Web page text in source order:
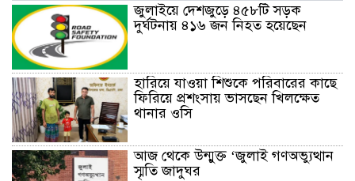
জুলাইয়ে দেশজুড়ে ৪৫৮টি সড়ক
দুর্ঘটনায় ৪১৬ জন নিহত হয়েছেন
হারিয়ে যাওয়া শিশুকে পরিবারের কাছে
ফিরিয়ে প্রশংসায় ভাসছেন খিলক্ষেত
থানার ওসি
আজ থেকে উন্মুক্ত ‘জুলাই গণঅভ্যুত্থান
স্মৃতি জাদুঘর